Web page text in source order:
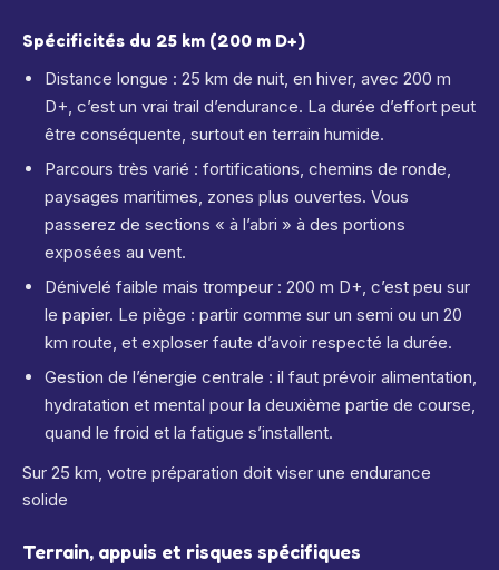
Spécificités du 25 km (200 m D+)
Distance longue : 25 km de nuit, en hiver, avec 200 m
D+, c’est un vrai trail d’endurance. La durée d’effort peut
être conséquente, surtout en terrain humide.
Parcours très varié : fortifications, chemins de ronde,
paysages maritimes, zones plus ouvertes. Vous
passerez de sections « à l’abri » à des portions
exposées au vent.
Dénivelé faible mais trompeur : 200 m D+, c’est peu sur
le papier. Le piège : partir comme sur un semi ou un 20
km route, et exploser faute d’avoir respecté la durée.
Gestion de l’énergie centrale : il faut prévoir alimentation,
hydratation et mental pour la deuxième partie de course,
quand le froid et la fatigue s’installent.
Sur 25 km, votre préparation doit viser une endurance
solide
Terrain, appuis et risques spécifiques